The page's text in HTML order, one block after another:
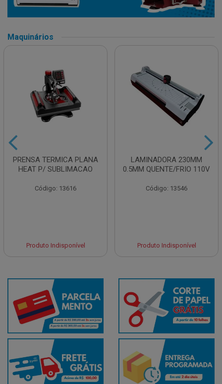
Maquinários
PRENSA TERMICA PLANA
HEAT P/ SUBLIMACAO
Código: 13616
Produto Indisponível
LAMINADORA 230MM
0.5MM QUENTE/FRIO 110V
Código: 13546
Produto Indisponível